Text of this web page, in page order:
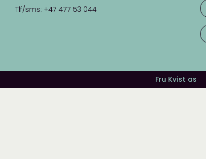
Tlf/sms: +47 477 53 044
Fru Kvist as